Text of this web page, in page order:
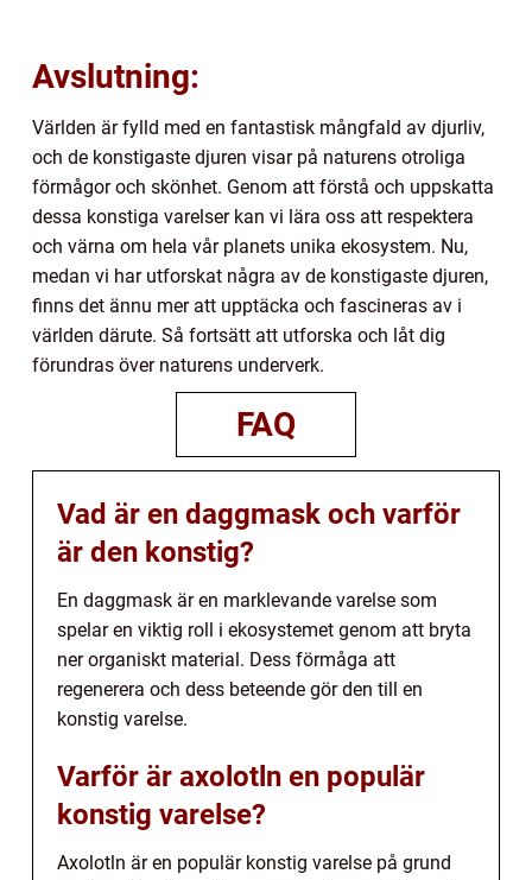
Avslutning:
Världen är fylld med en fantastisk mångfald av djurliv,
och de konstigaste djuren visar på naturens otroliga
förmågor och skönhet. Genom att förstå och uppskatta
dessa konstiga varelser kan vi lära oss att respektera
och värna om hela vår planets unika ekosystem. Nu,
medan vi har utforskat några av de konstigaste djuren,
finns det ännu mer att upptäcka och fascineras av i
världen därute. Så fortsätt att utforska och låt dig
förundras över naturens underverk.
FAQ
Vad är en daggmask och varför
är den konstig?
En daggmask är en marklevande varelse som
spelar en viktig roll i ekosystemet genom att bryta
ner organiskt material. Dess förmåga att
regenerera och dess beteende gör den till en
konstig varelse.
Varför är axolotln en populär
konstig varelse?
Axolotln är en populär konstig varelse på grund